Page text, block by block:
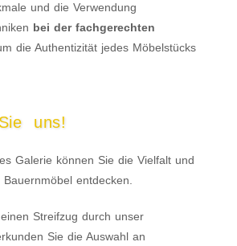
und die Verwendung
bei der fachgerechten
die Authentizität jedes Möbelstücks
uns!
Galerie können Sie die Vielfalt und
entdecken.
Streifzug durch unser
Sie die Auswahl an